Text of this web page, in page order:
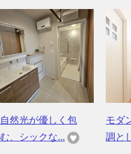
自然光が優しく包
む、シックな...
モダ
調と